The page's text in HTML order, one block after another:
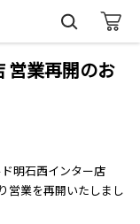
営業再開のお
明石西インター店
営業を再開いたしまし